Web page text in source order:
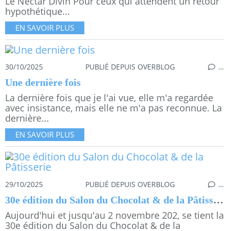
hypothétique...
EN SAVOIR PLUS
30/10/2025 PUBLIÉ DEPUIS OVERBLOG …
Une dernière fois
La dernière fois que je l'ai vue, elle m'a regardée
avec insistance, mais elle ne m'a pas reconnue. La
dernière...
EN SAVOIR PLUS
29/10/2025 PUBLIÉ DEPUIS OVERBLOG …
30e édition du Salon du Chocolat & de la Pâtisserie
Aujourd'hui et jusqu'au 2 novembre 202, se tient la
30e édition du Salon du Chocolat & de la